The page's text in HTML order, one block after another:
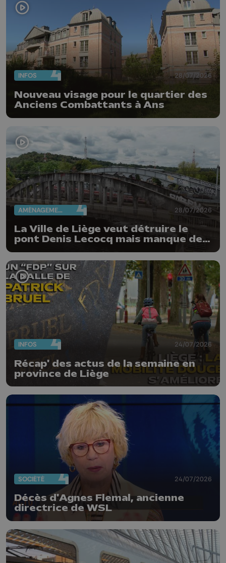
INFOS 28/07/2026
Nouveau visage pour le quartier des
Anciens Combattants à Ans
AMÉNAGEMENT DU TERRITOIRE 28/07/2026
La Ville de Liège veut détruire le
pont Denis Lecocq mais manque de
budget pour le faire
INFOS 24/07/2026
Récap' des actus de la semaine en
province de Liège
SOCIÉTÉ 24/07/2026
Décès d'Agnes Flemal, ancienne
directrice de WSL